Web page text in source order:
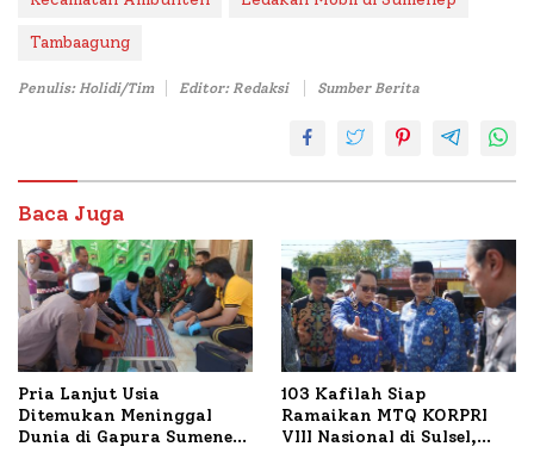
Tambaagung
Penulis: Holidi/Tim Editor: Redaksi Sumber Berita
Baca Juga
Pria Lanjut Usia
Ditemukan Meninggal
Dunia di Gapura Sumenep,
103 Kafilah Siap
Ramaikan MTQ KORPRI
VIII Nasional di Sulsel,